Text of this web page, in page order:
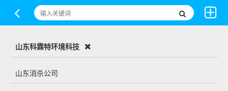
山东科霖特环境科技
山东消杀公司